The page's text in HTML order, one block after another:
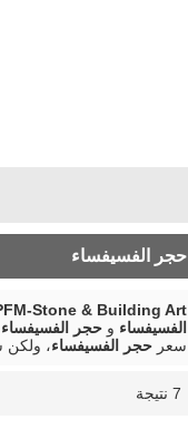
حجر الفسيفساء
Stone & Building Art
الفسيفساء و حجر الفسيفساء
سعر حجر الفسيفساء،
7 نتيجة